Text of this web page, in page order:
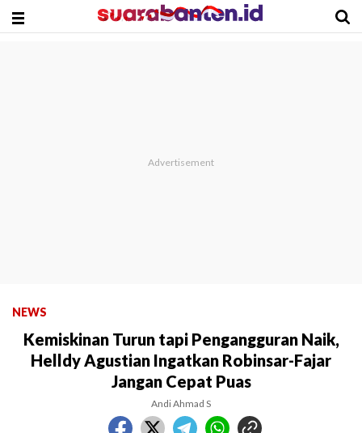
NEWS
Kemiskinan Turun tapi Pengangguran Naik,
Helldy Agustian Ingatkan Robinsar-Fajar
Jangan Cepat Puas
Andi Ahmad S